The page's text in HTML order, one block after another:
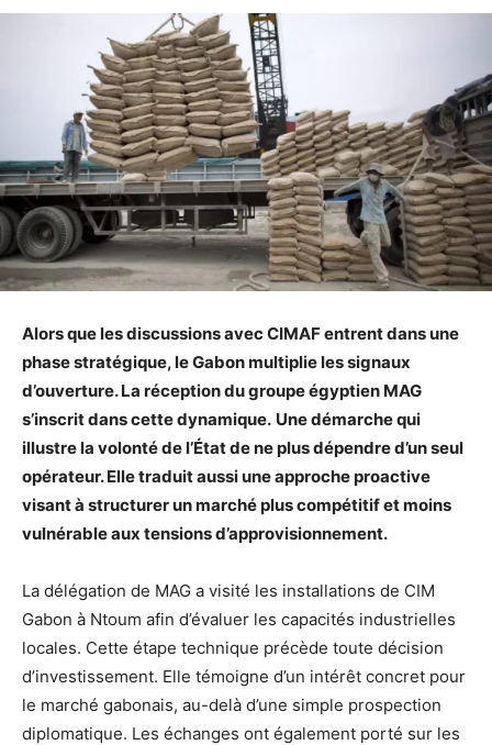
Alors que les discussions avec CIMAF entrent dans une
phase stratégique, le Gabon multiplie les signaux
d’ouverture. La réception du groupe égyptien MAG
s’inscrit dans cette dynamique. Une démarche qui
illustre la volonté de l’État de ne plus dépendre d’un seul
opérateur. Elle traduit aussi une approche proactive
visant à structurer un marché plus compétitif et moins
vulnérable aux tensions d’approvisionnement.
La délégation de MAG a visité les installations de CIM
Gabon à Ntoum afin d’évaluer les capacités industrielles
locales. Cette étape technique précède toute décision
d’investissement. Elle témoigne d’un intérêt concret pour
le marché gabonais, au-delà d’une simple prospection
diplomatique. Les échanges ont également porté sur les